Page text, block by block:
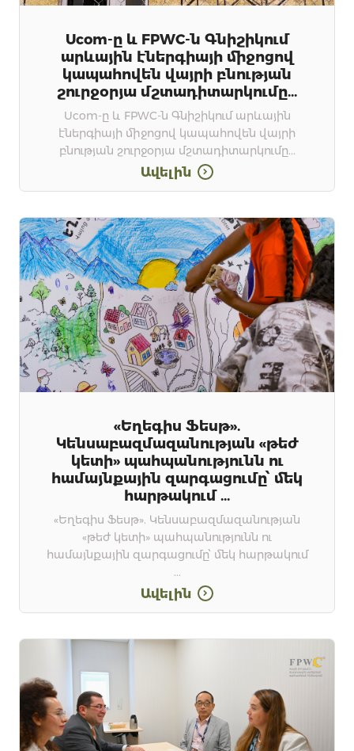
Ucom-ը և FPWC-ն Գնիշիկում
արևային էներգիայի միջոցով
կապահովեն վայրի բնության
շուրջօրյա մշտադիտարկումը...
Ucom-ը և FPWC-ն Գնիշիկում արևային
էներգիայի միջոցով կապահովեն վայրի
բնության շուրջօրյա մշտադիտարկումը...
Ավելին
«Եղեգիս Ֆեսթ».
Կենսաբազմազանության «թեժ
կետի» պահպանությունն ու
համայնքային զարգացումը՝ մեկ
հարթակում ...
«Եղեգիս Ֆեսթ». Կենսաբազմազանության
«թեժ կետի» պահպանությունն ու
համայնքային զարգացումը՝ մեկ հարթակում
...
Ավելին